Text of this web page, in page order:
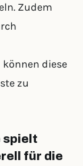
Zudem
diese
zu
spielt
für die